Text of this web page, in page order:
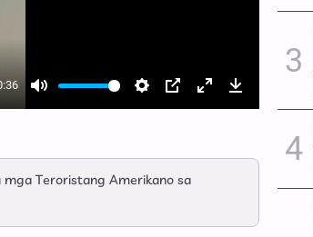
Mute Settings
PIP EnterDownload
Teroristang Amerikano sa